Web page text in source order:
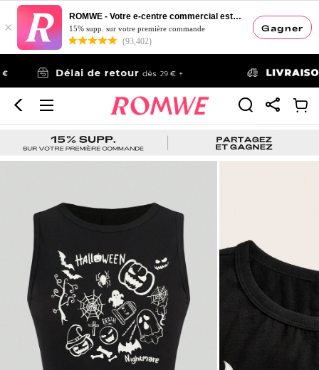
Gagner
×
ROMWE - Votre e-centre commercial esthétique
15% supp. sur votre première commande
(93,402)